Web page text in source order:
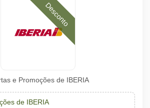
Desconto
e Promoções de IBERIA
de IBERIA